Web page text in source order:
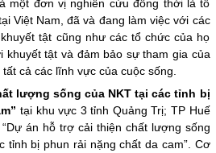
một đơn vị nghiên cứu đồng thời là tổ
Việt Nam, đã và đang làm việc với các
tật cũng như các tổ chức của họ
khuyết tật và đảm bảo sự tham gia của
cả các lĩnh vực của cuộc sống.
lượng sống của NKT tại các tỉnh bị
tại khu vực 3 tỉnh Quảng Trị; TP Huế
án hỗ trợ cải thiện chất lượng sống
tỉnh bị phun rải nặng chất da cam”. Cơ